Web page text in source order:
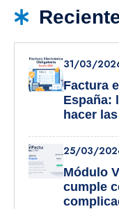
31/03/
Factura
España:
hacer
25/03/
Módulo
cumple